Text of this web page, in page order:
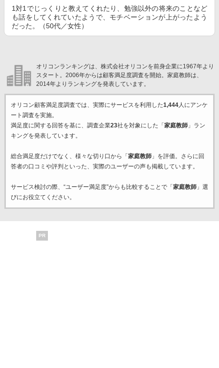
1対1でじっくりと教えてくれたり、勉強以外の将来のことなど
も話をしてくれていたようで、モチベーションが上がったよう
だった。（50代／女性）
オリコンランキングは、株式会社オリコンを前身企業に1967年より
スタート。2006年からは顧客満足度調査を開始。家庭教師は、
2014年よりランキングを発表しています。
オリコン顧客満足度調査では、実際にサービスを利用した1,444人にアンケ
ート調査を実施。
満足度に関する回答を基に、調査企業23社を対象にした「 家庭教師」ラン
キングを発表しています。
総合満足度だけでなく、様々な切り口から「 家庭教師」を評価。さらに回
答者の口コミや評判といった、実際のユーザーの声も掲載しています。
サービス検討の際、“ユーザー満足度”からも比較することで「 家庭教師」選
びにお役立てください。
PR